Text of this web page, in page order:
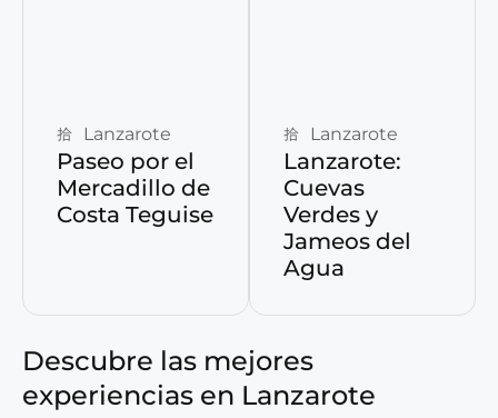
Lanzarote
Paseo por el
Mercadillo de
Costa Teguise
Lanzarote
Lanzarote:
Cuevas
Verdes y
Jameos del
Agua
Descubre las mejores
experiencias en Lanzarote